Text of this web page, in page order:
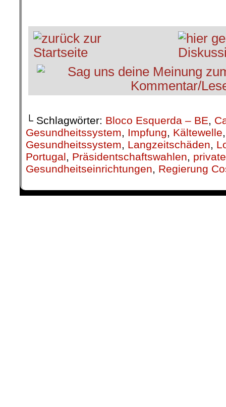
└ Schlagwörter: Bloco Esquerda – BE,
Gesundheitssystem, Impfung, Kältewelle
Gesundheitssystem, Langzeitschäden,
Portugal, Präsidentschaftswahlen,
Gesundheitseinrichtungen, Regierung